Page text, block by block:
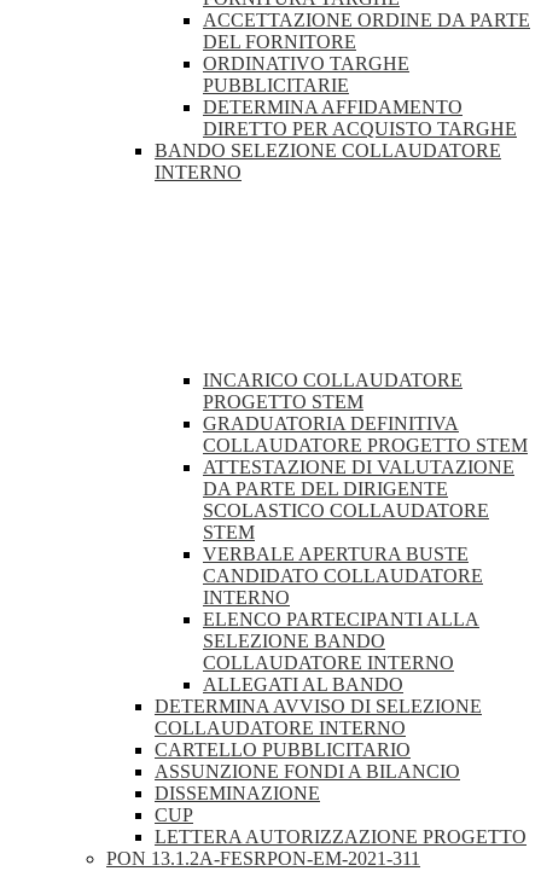
ACCETTAZIONE ORDINE DA PARTE
DEL FORNITORE
ORDINATIVO TARGHE
PUBBLICITARIE
DETERMINA AFFIDAMENTO
DIRETTO PER ACQUISTO TARGHE
BANDO SELEZIONE COLLAUDATORE
INTERNO
INCARICO COLLAUDATORE
PROGETTO STEM
GRADUATORIA DEFINITIVA
COLLAUDATORE PROGETTO STEM
ATTESTAZIONE DI VALUTAZIONE
DA PARTE DEL DIRIGENTE
SCOLASTICO COLLAUDATORE
STEM
VERBALE APERTURA BUSTE
CANDIDATO COLLAUDATORE
INTERNO
ELENCO PARTECIPANTI ALLA
SELEZIONE BANDO
COLLAUDATORE INTERNO
ALLEGATI AL BANDO
DETERMINA AVVISO DI SELEZIONE
COLLAUDATORE INTERNO
CARTELLO PUBBLICITARIO
ASSUNZIONE FONDI A BILANCIO
DISSEMINAZIONE
CUP
LETTERA AUTORIZZAZIONE PROGETTO
PON 13.1.2A-FESRPON-EM-2021-311